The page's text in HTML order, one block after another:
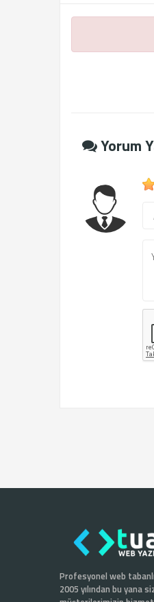
Yorum
Profesyonel web
2005 yılından bu yana